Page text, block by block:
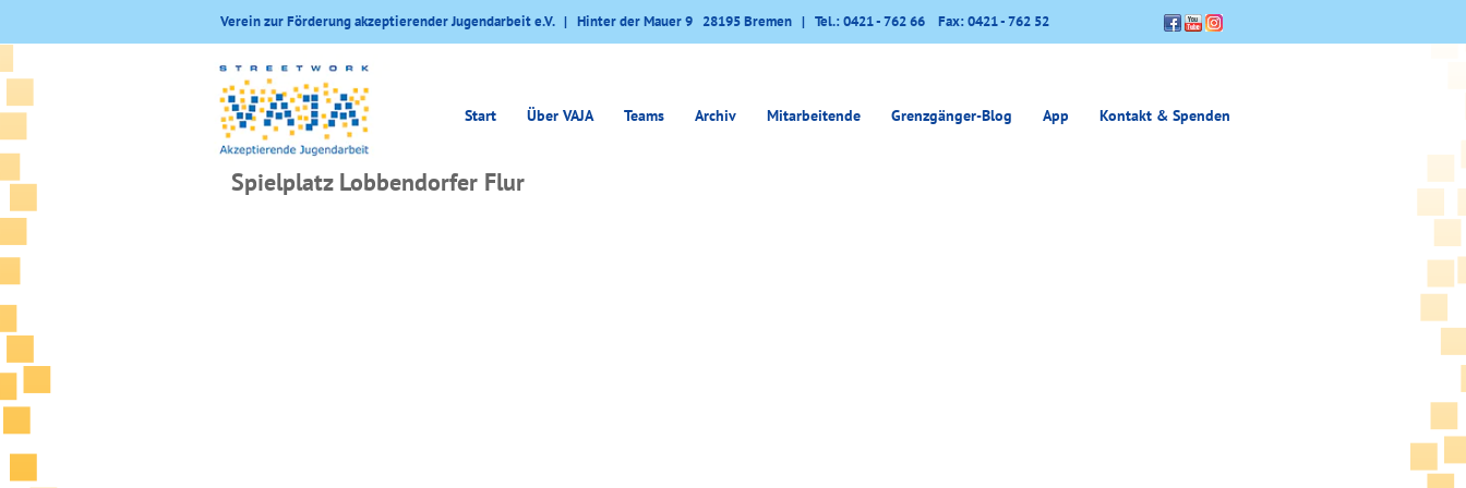
Verein zur Förderung akzeptierender Jugendarbeit e.V. | Hinter der Mauer 9 28195 Bremen | Tel.: 0421 - 762 66 Fax: 0421 - 762 52
Start Über VAJA Teams Archiv Mitarbeitende Grenzgänger-Blog App Kontakt & Spenden
Spielplatz Lobbendorfer Flur